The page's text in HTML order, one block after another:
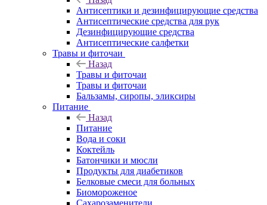
Антисептики и дезинфицирующие средства
Антисептические средства для рук
Дезинфицирующие средства
Антисептические салфетки
Травы и фиточаи
Назад
Травы и фиточаи
Травы и фиточаи
Бальзамы, сиропы, эликсиры
Питание
Назад
Питание
Вода и соки
Коктейль
Батончики и мюсли
Продукты для диабетиков
Белковые смеси для больных
Биомороженое
Сахарозаменители